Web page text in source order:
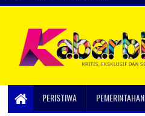
PERISTIWA PEMERINTAHAN